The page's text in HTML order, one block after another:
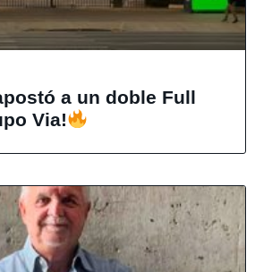
a un doble Full
Via!